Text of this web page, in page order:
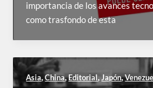
importancia de los avances
como trasfondo de esta
Asia,China,Editorial,Japón,